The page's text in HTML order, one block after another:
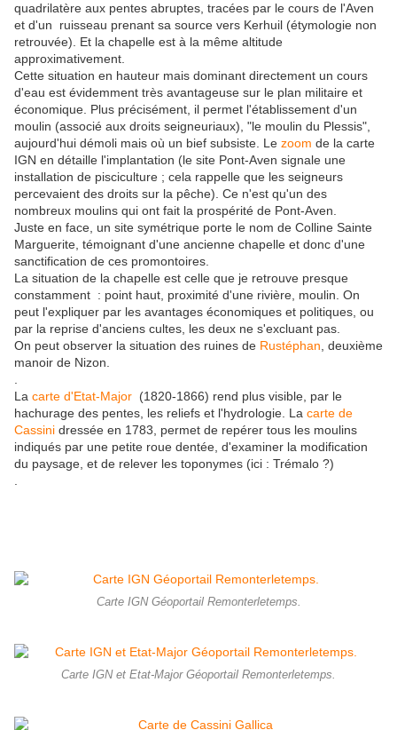
quadrilatère aux pentes abruptes, tracées par le cours de l'Aven
et d'un ruisseau prenant sa source vers Kerhuil (étymologie non
retrouvée). Et la chapelle est à la même altitude
approximativement.
Cette situation en hauteur mais dominant directement un cours
d'eau est évidemment très avantageuse sur le plan militaire et
économique. Plus précisément, il permet l'établissement d'un
moulin (associé aux droits seigneuriaux), "le moulin du Plessis",
aujourd'hui démoli mais où un bief subsiste. Le zoom de la carte
IGN en détaille l'implantation (le site Pont-Aven signale une
installation de pisciculture ; cela rappelle que les seigneurs
percevaient des droits sur la pêche). Ce n'est qu'un des
nombreux moulins qui ont fait la prospérité de Pont-Aven.
Juste en face, un site symétrique porte le nom de Colline Sainte
Marguerite, témoignant d'une ancienne chapelle et donc d'une
sanctification de ces promontoires.
La situation de la chapelle est celle que je retrouve presque
constamment : point haut, proximité d'une rivière, moulin. On
peut l'expliquer par les avantages économiques et politiques, ou
par la reprise d'anciens cultes, les deux ne s'excluant pas.
On peut observer la situation des ruines de Rustéphan , deuxième
manoir de Nizon.
La carte d'Etat-Major (1820-1866) rend plus visible, par le
hachurage des pentes, les reliefs et l'hydrologie. La carte de
Cassini dressée en 1783, permet de repérer tous les moulins
indiqués par une petite roue dentée, d'examiner la modification
du paysage, et de relever les toponymes (ici : Trémalo ?)
Carte IGN Géoportail Remonterletemps.
Carte IGN et Etat-Major Géoportail Remonterletemps.